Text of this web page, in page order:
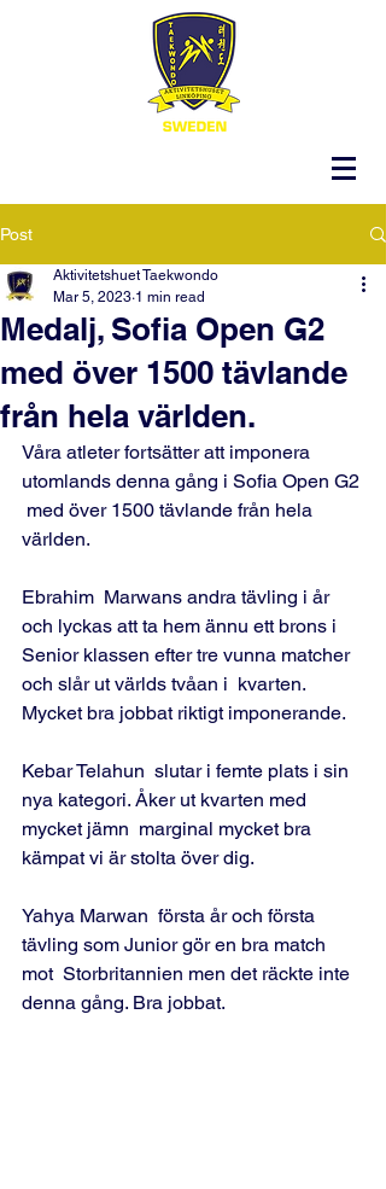
Post
Medalj, Sofia Open G2
med över 1500 tävlande
från hela världen.
Aktivitetshuet Taekwondo
Mar 5, 2023 1 min read
Våra atleter fortsätter att imponera
utomlands denna gång i Sofia Open G2
med över 1500 tävlande från hela
världen.
Ebrahim  Marwans andra tävling i år
och lyckas att ta hem ännu ett brons i
Senior klassen efter tre vunna matcher
och slår ut världs tvåan i  kvarten.
Mycket bra jobbat riktigt imponerande.
Kebar Telahun  slutar i femte plats i sin
nya kategori. Åker ut kvarten med
mycket jämn  marginal mycket bra
kämpat vi är stolta över dig.
Yahya Marwan  första år och första
tävling som Junior gör en bra match
mot  Storbritannien men det räckte inte
denna gång. Bra jobbat.